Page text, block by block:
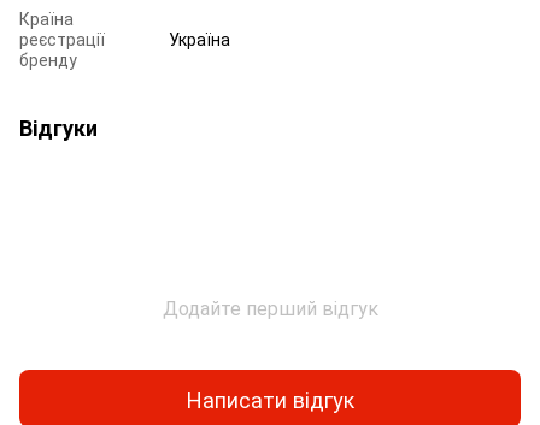
Країна
реєстрації
бренду
Україна
Відгуки
Додайте перший відгук
Написати відгук